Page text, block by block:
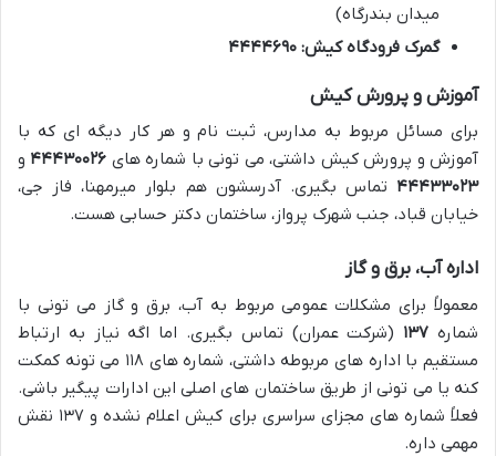
میدان بندرگاه)
گمرک فرودگاه کیش: ۴۴۴۴۶۹۰
آموزش و پرورش کیش
برای مسائل مربوط به مدارس، ثبت نام و هر کار دیگه ای که با
آموزش و پرورش کیش داشتی، می تونی با شماره های ۴۴۴۳۰۰۲۶ و
۴۴۴۳۳۰۲۳ تماس بگیری. آدرسشون هم بلوار میرمهنا، فاز جی،
خیابان قباد، جنب شهرک پرواز، ساختمان دکتر حسابی هست.
اداره آب، برق و گاز
معمولاً برای مشکلات عمومی مربوط به آب، برق و گاز می تونی با
شماره ۱۳۷ (شرکت عمران) تماس بگیری. اما اگه نیاز به ارتباط
مستقیم با اداره های مربوطه داشتی، شماره های ۱۱۸ می تونه کمکت
کنه یا می تونی از طریق ساختمان های اصلی این ادارات پیگیر باشی.
فعلاً شماره های مجزای سراسری برای کیش اعلام نشده و ۱۳۷ نقش
مهمی داره.